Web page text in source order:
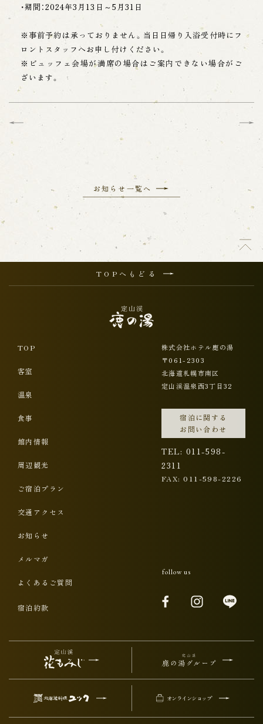
・期間：2024年3月13日～5月31日
※事前予約は承っておりません。当日日帰り入浴受付時にフ
ロントスタッフへお申し付けください。
※ビュッフェ会場が満席の場合はご案内できない場合がご
ざいます。
お知らせ一覧へ
TOPへもどる
TOP
客室
温泉
食事
館内情報
周辺観光
ご宿泊プラン
交通アクセス
お知らせ
メルマガ
よくあるご質問
宿泊約款
株式会社ホテル鹿の湯
〒061-2303
北海道札幌市南区
定山渓温泉西3丁目32
宿泊に関する
お問い合わせ
TEL: 011-598-
2311
FAX: 011-598-2226
follow us
オンラインショップ